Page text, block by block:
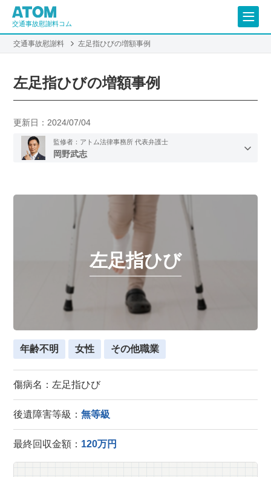
交通事故慰謝料コム
交通事故慰謝料 左足指ひびの増額事例
左足指ひびの増額事例
更新日： 2024/07/04
監修者：アトム法律事務所 代表弁護士
岡野武志
左足指ひび
年齢不明 女性 その他職業
傷病名：左足指ひび
後遺障害等級：無等級
最終回収金額： 120万円